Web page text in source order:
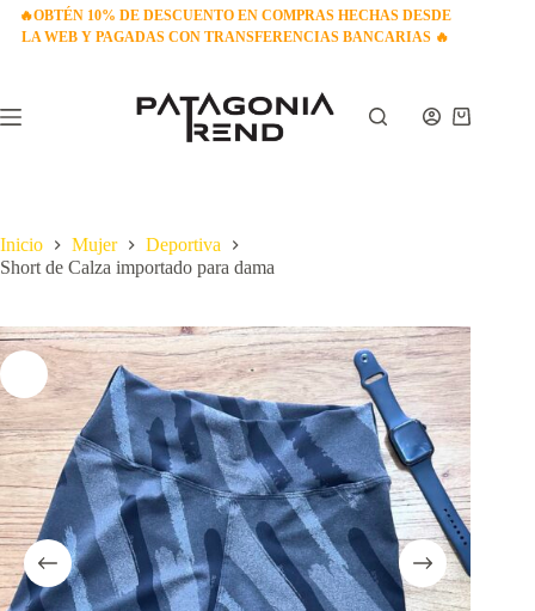
Saltar
🔥OBTÉN 10% DE DESCUENTO EN COMPRAS HECHAS DESDE
LA WEB Y PAGADAS CON TRANSFERENCIAS BANCARIAS 🔥
Carro
Inicio Mujer
Deportiva
Short de Calza importado para dama